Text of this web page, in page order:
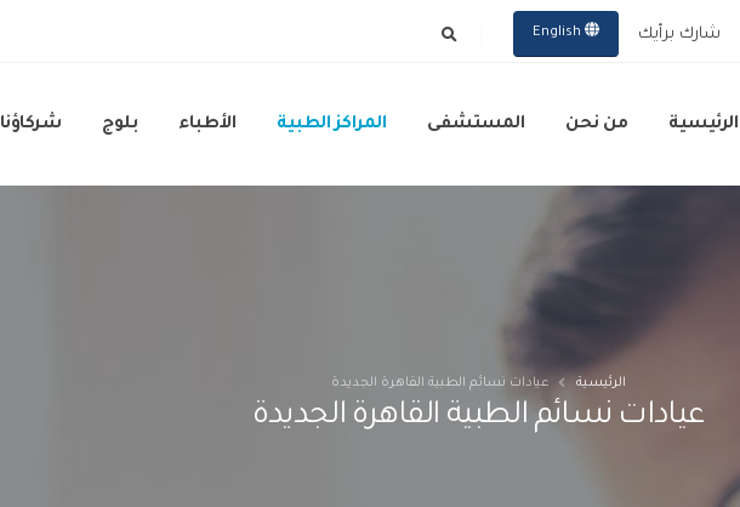
شارك برأيك English
الرئيسية من نحن المستشفى المراكز الطبية الأطباء بلوج شركاؤنا
عيادات نسائم الطبية القاهرة الجديدة
الرئيسية عيادات نسائم الطبية القاهرة الجديدة